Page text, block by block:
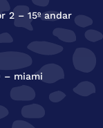
2 – 15º andar
– miami